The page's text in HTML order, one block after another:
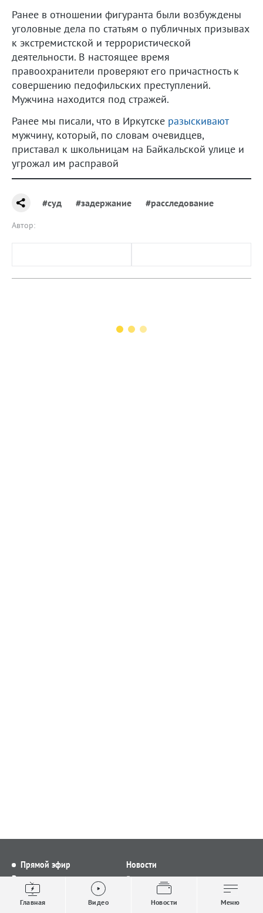
Ранее в отношении фигуранта были возбуждены
уголовные дела по статьям о публичных призывах
к экстремистской и террористической
деятельности. В настоящее время
правоохранители проверяют его причастность к
совершению педофильских преступлений.
Мужчина находится под стражей.
Ранее мы писали, что в Иркутске разыскивают
мужчину, который, по словам очевидцев,
приставал к школьницам на Байкальской улице и
угрожал им расправой
#суд #задержание #расследование
Автор:
Прямой эфир
Видео
Выпуски новостей
Проекты
Новости
Все новости
Общество
Строительство и ЖКХ
Главная Видео Новости Меню